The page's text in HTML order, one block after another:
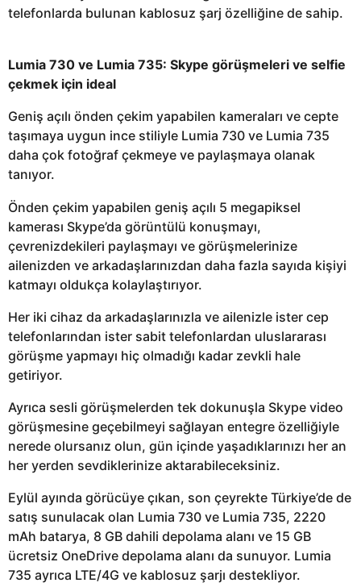
telefonlarda bulunan kablosuz şarj özelliğine de sahip.
Lumia 730 ve Lumia 735: Skype görüşmeleri ve selfie
çekmek için ideal
Geniş açılı önden çekim yapabilen kameraları ve cepte
taşımaya uygun ince stiliyle Lumia 730 ve Lumia 735
daha çok fotoğraf çekmeye ve paylaşmaya olanak
tanıyor.
Önden çekim yapabilen geniş açılı 5 megapiksel
kamerası Skype’da görüntülü konuşmayı,
çevrenizdekileri paylaşmayı ve görüşmelerinize
ailenizden ve arkadaşlarınızdan daha fazla sayıda kişiyi
katmayı oldukça kolaylaştırıyor.
Her iki cihaz da arkadaşlarınızla ve ailenizle ister cep
telefonlarından ister sabit telefonlardan uluslararası
görüşme yapmayı hiç olmadığı kadar zevkli hale
getiriyor.
Ayrıca sesli görüşmelerden tek dokunuşla Skype video
görüşmesine geçebilmeyi sağlayan entegre özelliğiyle
nerede olursanız olun, gün içinde yaşadıklarınızı her an
her yerden sevdiklerinize aktarabileceksiniz.
Eylül ayında görücüye çıkan, son çeyrekte Türkiye’de de
satış sunulacak olan Lumia 730 ve Lumia 735, 2220
mAh batarya, 8 GB dahili depolama alanı ve 15 GB
ücretsiz OneDrive depolama alanı da sunuyor. Lumia
735 ayrıca LTE/4G ve kablosuz şarjı destekliyor.